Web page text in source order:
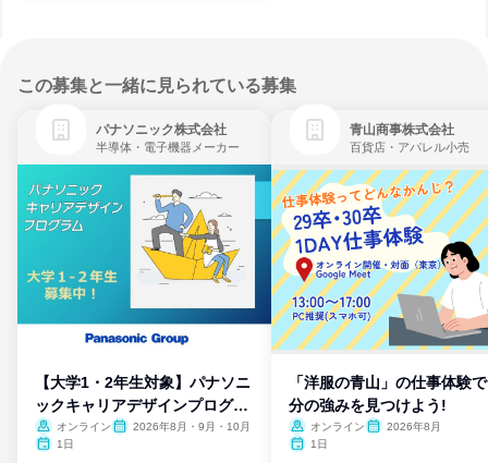
この募集と一緒に見られている募集
パナソニック株式会社
半導体・電子機器メーカー
【大学1・2年生対象】パナソニ
ックキャリアデザインプログラ
ム
オンライン
2026年8月・9月・10月
1日
青山商事株式会社
百貨店・アパレル小売
「洋服の青山」の仕事体験
分の強みを見つけよう!
オンライン
2026年8月
1日